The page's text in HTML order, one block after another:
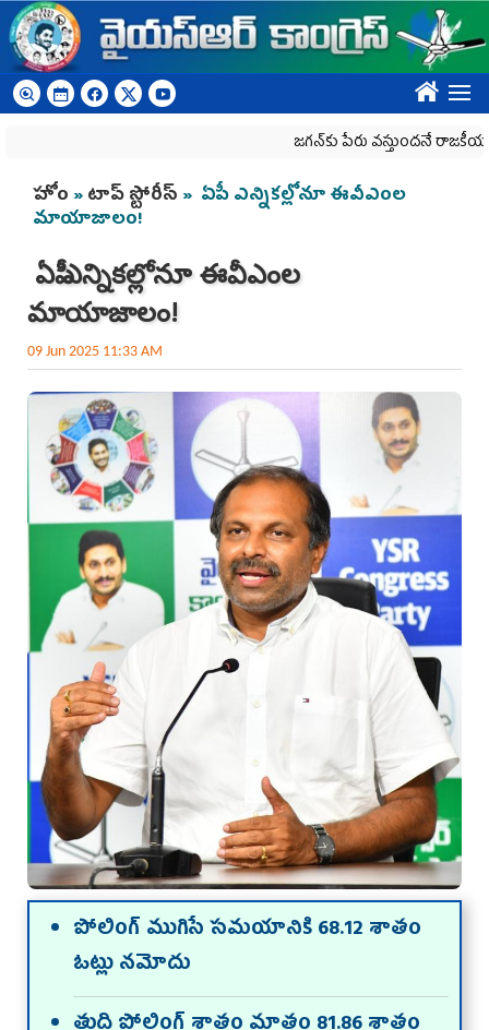
Skip to main content
????
జగన్‌కు పేరు వస్తుందనే రాజకీయ కక్షతో
You are here
హోం »టాప్ స్టోరీస్ » ఏపీ ఎన్నికల్లోనూ ఈవీఎంల
మాయాజాలం!
ఏపీ ఎన్నికల్లోనూ ఈవీఎంల
మాయాజాలం!
09 Jun 2025 11:33 AM
పోలింగ్‌ ముగిసే సమయానికి 68.12 శాతం
ఓట్లు నమోదు